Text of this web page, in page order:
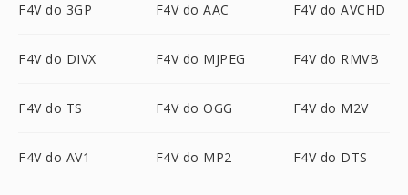
F4V do 3GP F4V do AAC F4V do AVCHD
F4V do DIVX F4V do MJPEG F4V do RMVB
F4V do TS F4V do OGG F4V do M2V
F4V do AV1 F4V do MP2 F4V do DTS